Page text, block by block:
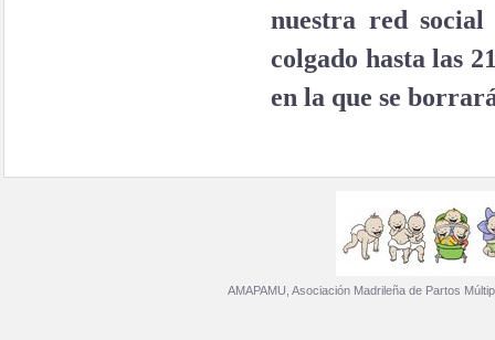
nuestra red social
colgado hasta las
en la que se
AMAPAMU, Asociación Madrileña de Partos